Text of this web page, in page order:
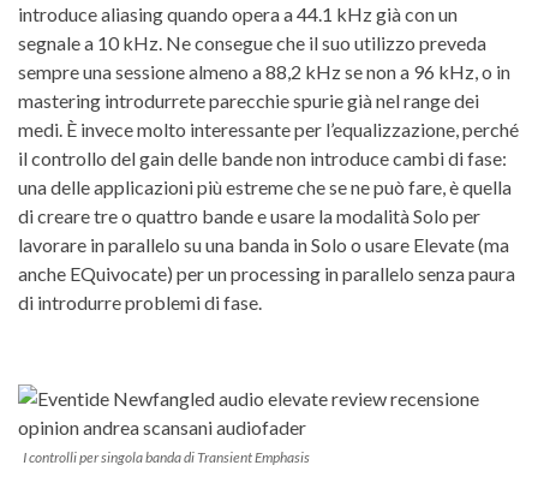
introduce aliasing quando opera a 44.1 kHz già con un
segnale a 10 kHz. Ne consegue che il suo utilizzo preveda
sempre una sessione almeno a 88,2 kHz se non a 96 kHz, o in
mastering introdurrete parecchie spurie già nel range dei
medi. È invece molto interessante per l’equalizzazione, perché
il controllo del gain delle bande non introduce cambi di fase:
una delle applicazioni più estreme che se ne può fare, è quella
di creare tre o quattro bande e usare la modalità Solo per
lavorare in parallelo su una banda in Solo o usare Elevate (ma
anche EQuivocate) per un processing in parallelo senza paura
di introdurre problemi di fase.
I controlli per singola banda di Transient Emphasis